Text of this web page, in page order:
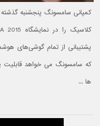
پشتیبانی از تمام گوشی‌های
که سامسونگ می خواهد قابلیت
ها ...